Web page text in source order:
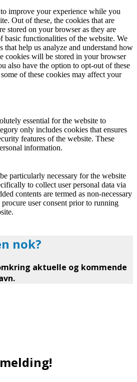
improve your experience while you
Out of these, the cookies that are
stored on your browser as they are
basic functionalities of the website. We
that help us analyze and understand how
cookies will be stored in your browser
also have the option to opt-out of these
of these cookies may affect your
essential for the website to
only includes cookies that ensures
features of the website. These
information.
particularly necessary for the website
to collect user personal data via
contents are termed as non-necessary
user consent prior to running
nok?
aktuelle og kommende